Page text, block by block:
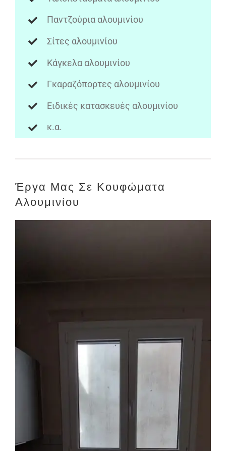
Παντζούρια αλουμινίου
Σίτες αλουμινίου
Κάγκελα αλουμινίου
Γκαραζόπορτες αλουμινίου
Ειδικές κατασκευές αλουμινίου
κ.α.
Έργα Μας Σε Κουφώματα
Αλουμινίου